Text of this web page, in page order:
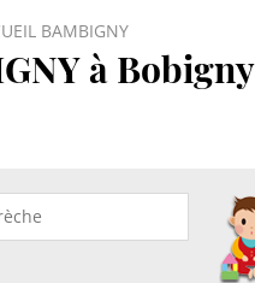
BAMBIGNY
à Bobigny